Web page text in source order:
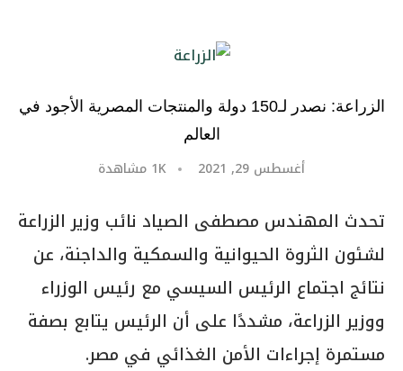
الزراعة: نصدر لـ150 دولة والمنتجات المصرية الأجود في
العالم
أغسطس 29, 2021 1K مشاهدة
تحدث المهندس مصطفى الصياد نائب وزير الزراعة
لشئون الثروة الحيوانية والسمكية والداجنة، عن
نتائج اجتماع الرئيس السيسي مع رئيس الوزراء
ووزير الزراعة، مشددًا على أن الرئيس يتابع بصفة
مستمرة إجراءات الأمن الغذائي في مصر.